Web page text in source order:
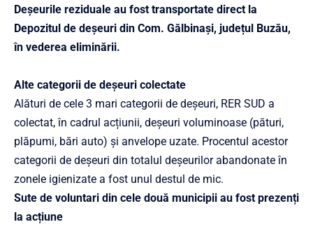
Deșeurile reziduale au fost transportate direct la
Depozitul de deșeuri din Com. Gălbinași, județul Buzău,
în vederea eliminării.
Alte categorii de deșeuri colectate
Alături de cele 3 mari categorii de deșeuri, RER SUD a
colectat, în cadrul acțiunii, deșeuri voluminoase (pături,
plăpumi, bări auto) și anvelope uzate. Procentul acestor
categorii de deșeuri din totalul deșeurilor abandonate în
zonele igienizate a fost unul destul de mic.
Sute de voluntari din cele două municipii au fost prezenți
la acțiune